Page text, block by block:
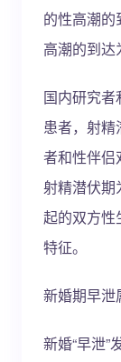
的性高潮
高潮的到达
国内研究
患者，射
者和性伴侣
射精潜伏期
起的双方性
特征。
新婚期早泄
新婚“早泄”